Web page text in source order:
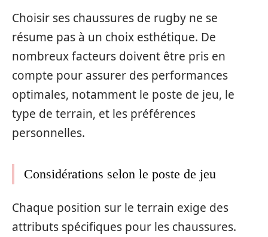
Choisir ses chaussures de rugby ne se
résume pas à un choix esthétique. De
nombreux facteurs doivent être pris en
compte pour assurer des performances
optimales, notamment le poste de jeu, le
type de terrain, et les préférences
personnelles.
Considérations selon le poste de jeu
Chaque position sur le terrain exige des
attributs spécifiques pour les chaussures.